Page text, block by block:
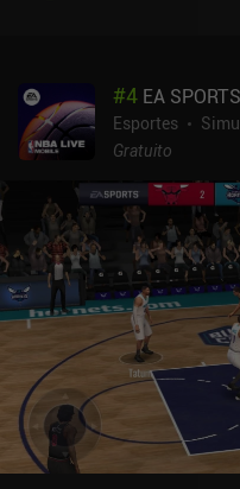
#4 EA
Esportes
Gratuito